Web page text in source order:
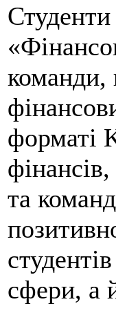
команди,
форматі
та
сфери, а